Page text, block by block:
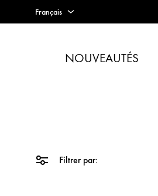
Français
moda
NOUVEAUTÉS
Filtrer par: